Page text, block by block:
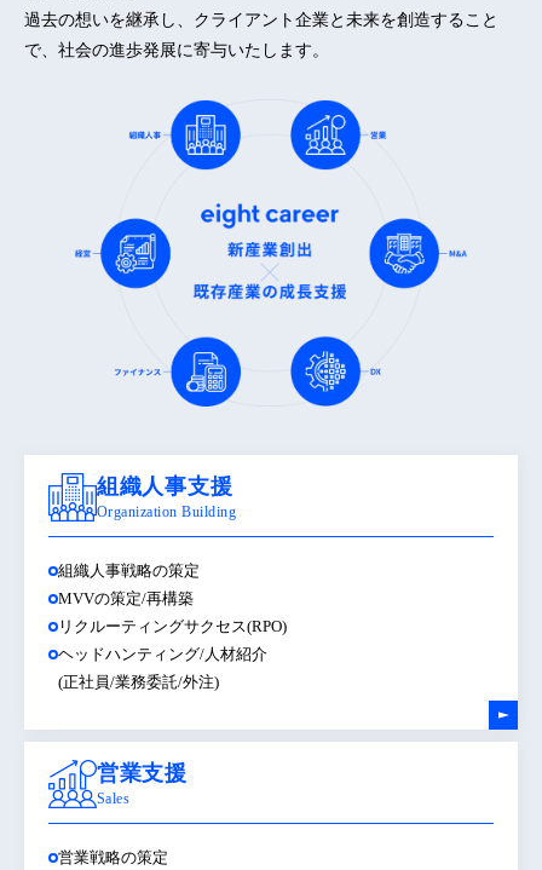
過去の想いを継承し、クライアント企業と未来を創造すること
で、社会の進歩発展に寄与いたします。
組織人事支援
Organization Building
組織人事戦略の策定
MVVの策定/再構築
リクルーティングサクセス(RPO)
ヘッドハンティング/人材紹介
(正社員/業務委託/外注)
営業支援
Sales
営業戦略の策定